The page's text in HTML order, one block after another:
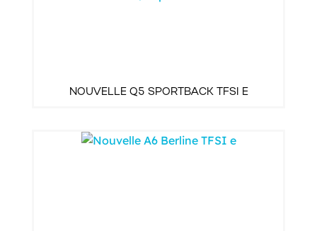
NOUVELLE Q5 SPORTBACK TFSI E